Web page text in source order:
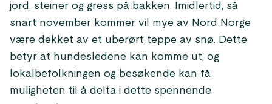
jord, steiner og gress på bakken. Imidlertid, så
snart november kommer vil mye av Nord Norge
være dekket av et uberørt teppe av snø. Dette
betyr at hundesledene kan komme ut, og
lokalbefolkningen og besøkende kan få
muligheten til å delta i dette spennende